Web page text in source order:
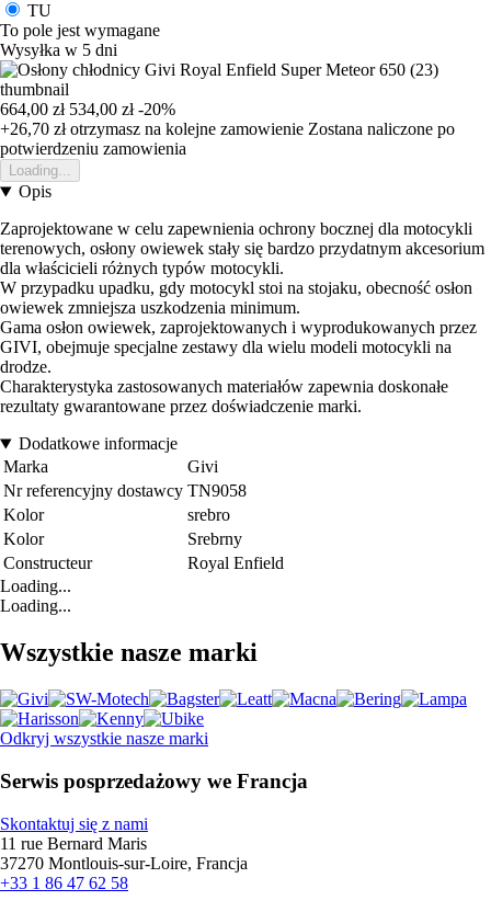
TU
To pole jest wymagane
Wysyłka w 5 dni
664,00 zł 534,00 zł -20%
+26,70 złotrzymasz na kolejne zamowienie Zostana naliczone po
potwierdzeniu zamowienia
Loading...
Opis
Zaprojektowane w celu zapewnienia ochrony bocznej dla motocykli
terenowych, osłony owiewek stały się bardzo przydatnym akcesorium
dla właścicieli różnych typów motocykli.
W przypadku upadku, gdy motocykl stoi na stojaku, obecność osłon
owiewek zmniejsza uszkodzenia minimum.
Gama osłon owiewek, zaprojektowanych i wyprodukowanych przez
GIVI, obejmuje specjalne zestawy dla wielu modeli motocykli na
drodze.
Charakterystyka zastosowanych materiałów zapewnia doskonałe
rezultaty gwarantowane przez doświadczenie marki.
Dodatkowe informacje
Marka
Givi
Nr referencyjny dostawcy TN9058
Kolor
srebro
Kolor
Srebrny
Constructeur
Royal Enfield
Loading...
Loading...
Wszystkie nasze marki
Odkryj wszystkie nasze marki
Serwis posprzedażowy we Francja
Skontaktuj się z nami
11 rue Bernard Maris
37270 Montlouis-sur-Loire, Francja
+33 1 86 47 62 58